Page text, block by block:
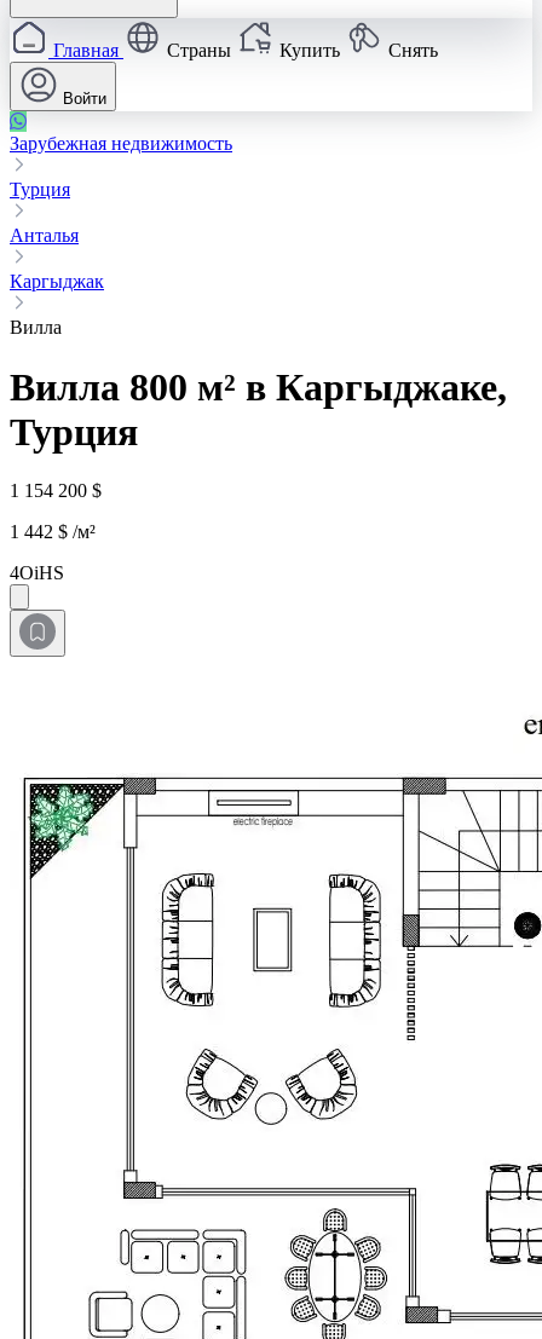
Главная Страны Купить Снять
Войти
Зарубежная недвижимость
Турция
Анталья
Каргыджак
Вилла
Вилла 800 м² в Каргыджаке,
Турция
1 154 200 $
1 442 $ /м²
4OiHS